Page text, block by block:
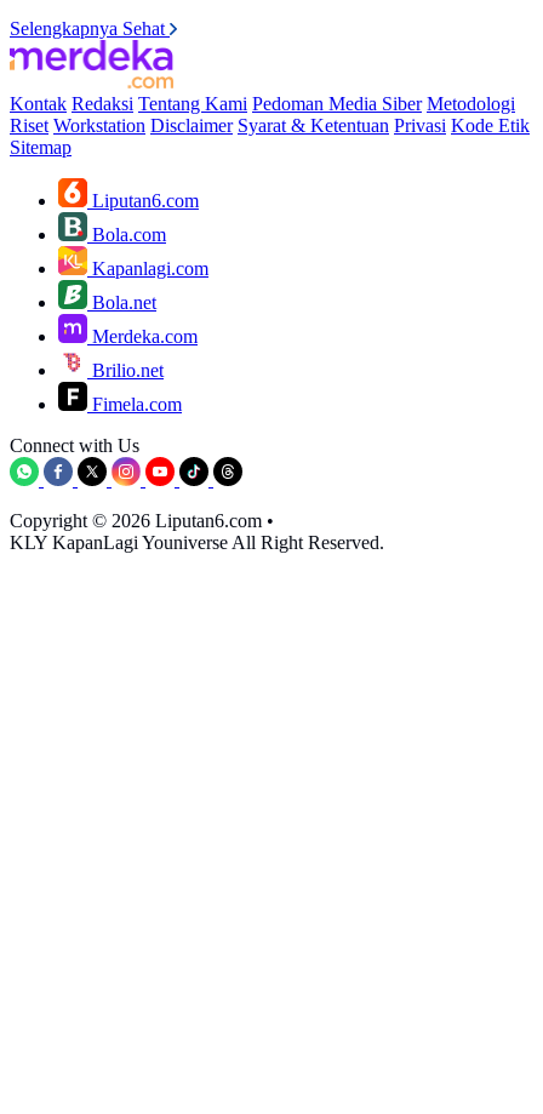
Selengkapnya Sehat
Kontak Redaksi Tentang Kami Pedoman Media Siber Metodologi
Riset Workstation Disclaimer Syarat & Ketentuan Privasi Kode Etik
Sitemap
Liputan6.com
Bola.com
Kapanlagi.com
Bola.net
Merdeka.com
Brilio.net
Fimela.com
Connect with Us
Copyright © 2026 Liputan6.com •
KLY KapanLagi Youniverse All Right Reserved.